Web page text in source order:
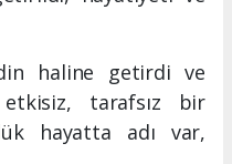
haline getirdi ve
tarafsız bir
hayatta adı var,